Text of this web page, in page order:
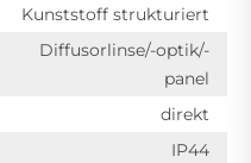
Kunststoff strukturiert
Diffusorlinse/-optik/-
panel
direkt
IP44